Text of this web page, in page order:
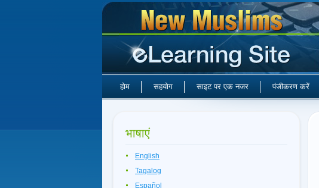
होम सहयोग साइट पर एक नजर पंजीकरण करें
भाषाएं
English
Tagalog
Español